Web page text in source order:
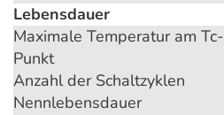
Lebensdauer
Maximale Temperatur am Tc-
Punkt
Anzahl der Schaltzyklen
Nennlebensdauer